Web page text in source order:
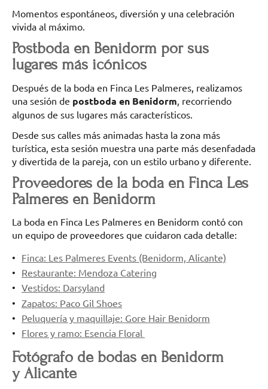
Momentos espontáneos, diversión y una celebración
vivida al máximo.
Postboda en Benidorm por sus
lugares más icónicos
Después de la boda en Finca Les Palmeres, realizamos
una sesión de postboda en Benidorm , recorriendo
algunos de sus lugares más característicos.
Desde sus calles más animadas hasta la zona más
turística, esta sesión muestra una parte más desenfadada
y divertida de la pareja, con un estilo urbano y diferente.
Proveedores de la boda en Finca Les
Palmeres en Benidorm
La boda en Finca Les Palmeres en Benidorm contó con
un equipo de proveedores que cuidaron cada detalle:
Finca: Les Palmeres Events (Benidorm, Alicante)
Restaurante: Mendoza Catering
Vestidos: Darsyland
Zapatos: Paco Gil Shoes
Peluquería y maquillaje: Gore Hair Benidorm
Flores y ramo: Esencia Floral
Fotógrafo de bodas en Benidorm
y Alicante